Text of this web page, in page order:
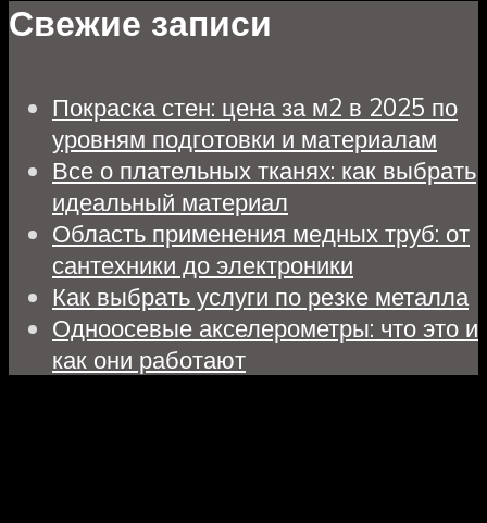
Свежие записи
Покраска стен: цена за м2 в 2025 по
уровням подготовки и материалам
Все о плательных тканях: как выбрать
идеальный материал
Область применения медных труб: от
сантехники до электроники
Как выбрать услуги по резке металла
Одноосевые акселерометры: что это и
как они работают